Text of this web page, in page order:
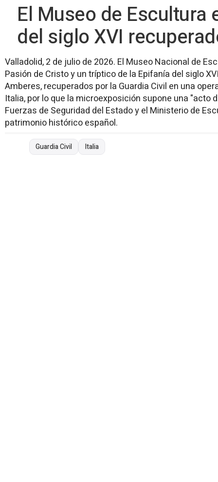
El Museo de
del siglo XVI
Valladolid, 2 de julio de 2026. El Museo Nacional de
Pasión de Cristo y un tríptico de la Epifanía del siglo
Amberes, recuperados por la Guardia Civil en una
Italia, por lo que la microexposición supone una "acto
Fuerzas de Seguridad del Estado y el Ministerio de
patrimonio histórico español.
Guardia Civil Italia